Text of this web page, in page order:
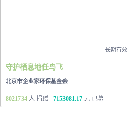
长期有效
守护栖息地任鸟飞
北京市企业家环保基金会
8021734 人 捐赠 7153081.17 元 已募